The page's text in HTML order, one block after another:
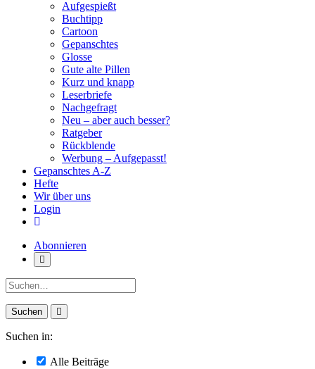
Aufgespießt
Buchtipp
Cartoon
Gepanschtes
Glosse
Gute alte Pillen
Kurz und knapp
Leserbriefe
Nachgefragt
Neu – aber auch besser?
Ratgeber
Rückblende
Werbung – Aufgepasst!
Gepanschtes A-Z
Hefte
Wir über uns
Login
Abonnieren
Suche:
Suchen in:
Alle Beiträge